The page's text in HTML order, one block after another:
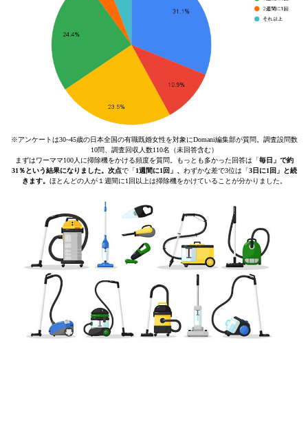
※アンケートは30~45歳の日本全国の有職既婚女性を対象にDomani編集部が質問。調査設問数
10問、調査回収人数110名（未回答含む）
まずはワーママ100人に掃除機をかける頻度を質問。もっとも多かった回答は「毎日」で約
31％という結果になりました。次点で「1週間に1回」、 わずかな差で3位は「3日に1回」と続
きます。 ほとんどの人が１週間に1回以上は掃除機をかけていることが分かりました。